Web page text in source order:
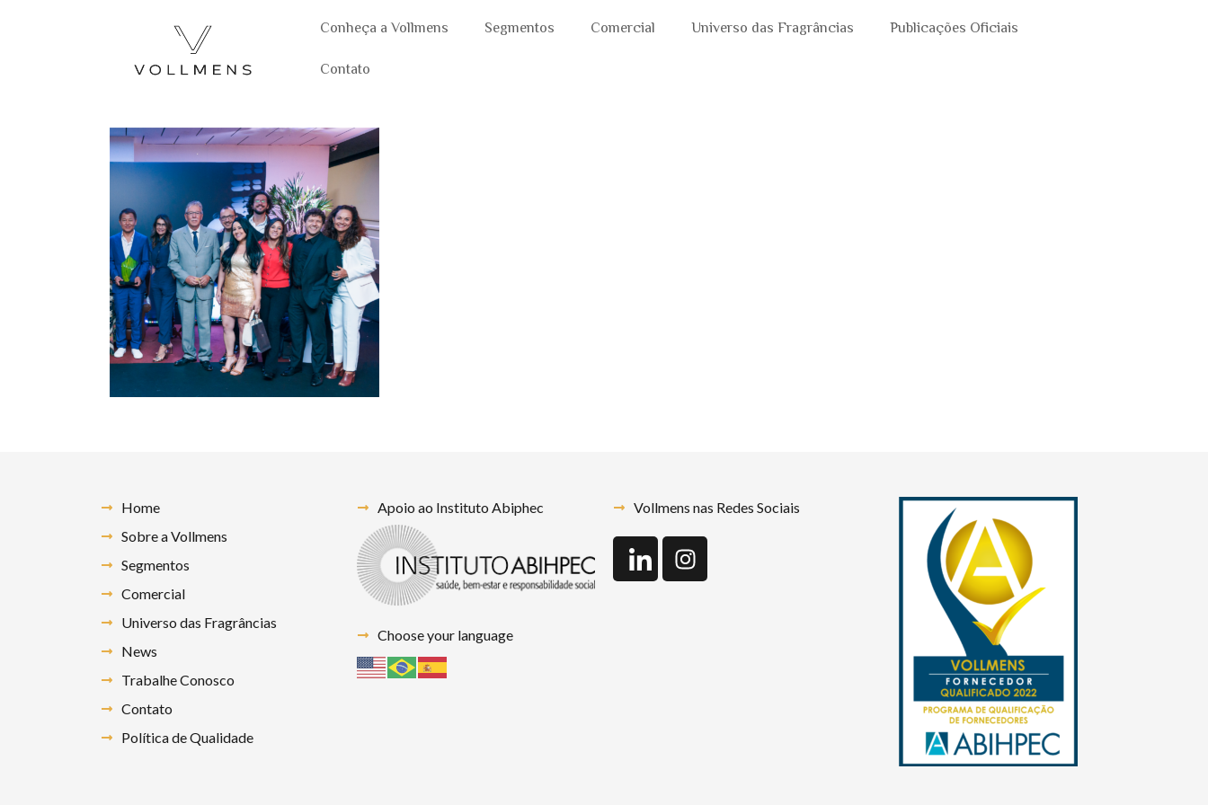
Conheça a Vollmens Segmentos Comercial Universo das Fragrâncias
Publicações Oficiais
Contato
Home
Sobre a Vollmens
Segmentos
Comercial
Universo das Fragrâncias
News
Trabalhe Conosco
Contato
Política de Qualidade
Apoio ao Instituto Abiphec
Choose your language
Vollmens nas Redes Sociais